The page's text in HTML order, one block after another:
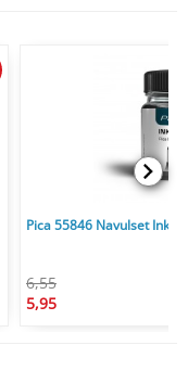
Pica 55846 Navulset Ink
6,55
5,95